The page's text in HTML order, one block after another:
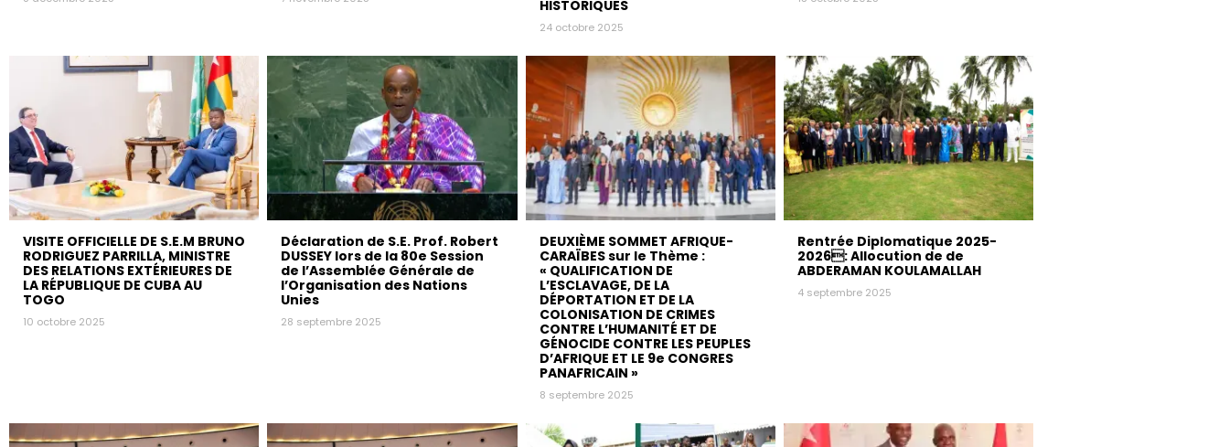
HISTORIQUES
24 octobre 2025
VISITE OFFICIELLE DE S.E.M BRUNO
RODRIGUEZ PARRILLA, MINISTRE
DES RELATIONS EXTÉRIEURES DE
LA RÉPUBLIQUE DE CUBA AU
TOGO
10 octobre 2025
Déclaration de S.E. Prof. Robert
DUSSEY lors de la 80e Session
de l’Assemblée Générale de
l’Organisation des Nations
Unies
28 septembre 2025
DEUXIÈME SOMMET AFRIQUE-
CARAÏBES sur le Thème :
« QUALIFICATION DE
L’ESCLAVAGE, DE LA
DÉPORTATION ET DE LA
COLONISATION DE CRIMES
CONTRE L’HUMANITÉ ET DE
GÉNOCIDE CONTRE LES PEUPLES
D’AFRIQUE ET LE 9e CONGRES
PANAFRICAIN »
8 septembre 2025
Rentrée Diplomatique 2025-
2026: Allocution de de
ABDERAMAN KOULAMALLAH
4 septembre 2025